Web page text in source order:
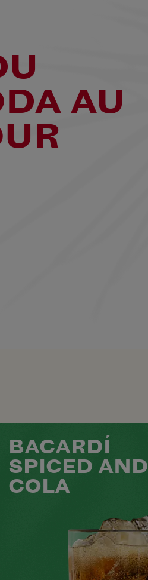
AU
BACARDÍ
SPICED AND
COLA